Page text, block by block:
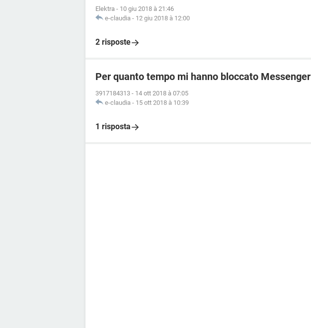
Elektra - 10 giu 2018 à 21:46
e-claudia - 12 giu 2018 à 12:00
2 risposte
Per quanto tempo mi hanno bloccato Messenger
3917184313 - 14 ott 2018 à 07:05
e-claudia - 15 ott 2018 à 10:39
1 risposta